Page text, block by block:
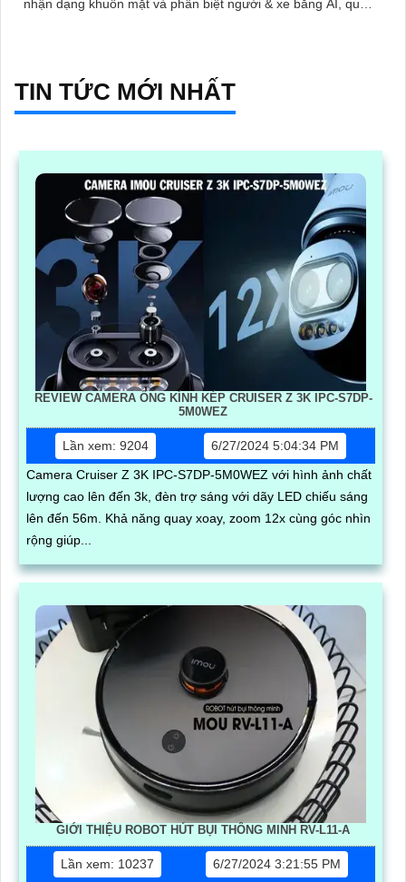
nhận dạng khuôn mặt và phân biệt người & xe bằng AI, qua
TIN TỨC MỚI NHẤT
REVIEW CAMERA ỐNG KÍNH KÉP CRUISER Z 3K IPC-S7DP-
5M0WEZ
Lần xem: 9204
6/27/2024 5:04:34 PM
Camera Cruiser Z 3K IPC-S7DP-5M0WEZ với hình ảnh chất
lượng cao lên đến 3k, đèn trợ sáng với dãy LED chiếu sáng
lên đến 56m. Khả năng quay xoay, zoom 12x cùng góc nhìn
rộng giúp...
GIỚI THIỆU ROBOT HÚT BỤI THÔNG MINH RV-L11-A
Lần xem: 10237 6/27/2024 3:21:55 PM